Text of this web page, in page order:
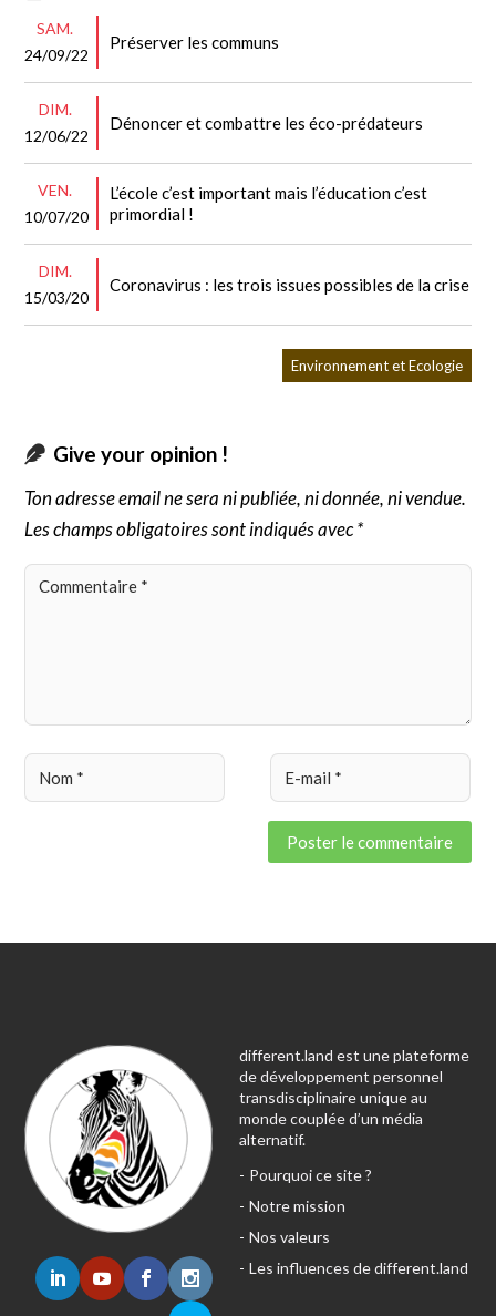
SAM.
24/09/22
Préserver les communs
DIM.
12/06/22
Dénoncer et combattre les éco-prédateurs
VEN.
10/07/20
L’école c’est important mais l’éducation c’est
primordial !
DIM.
15/03/20
Coronavirus : les trois issues possibles de la crise
Environnement et Ecologie
Give your opinion !
Ton adresse email ne sera ni publiée, ni donnée, ni vendue.
Les champs obligatoires sont indiqués avec *
different.land est une plateforme
de développement personnel
transdisciplinaire unique au
monde couplée d’un média
alternatif.
Pourquoi ce site ?
Notre mission
Nos valeurs
Les influences de different.land